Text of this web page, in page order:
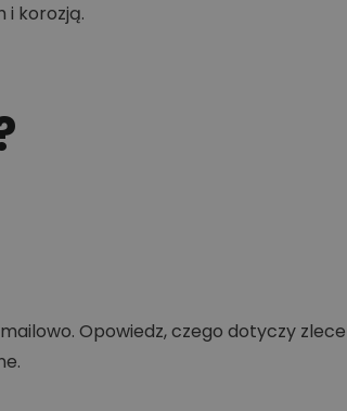
i korozją.
Opowiedz, czego dotyczy